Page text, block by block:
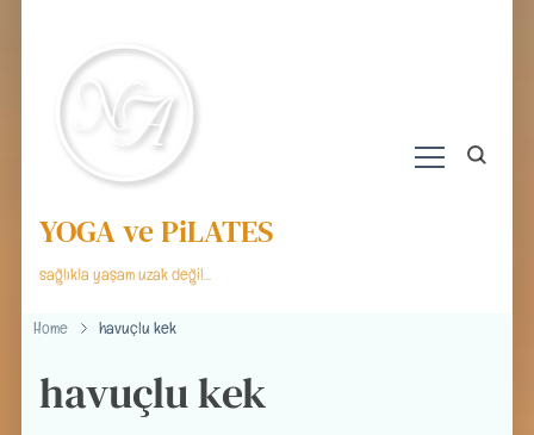
YOGA ve PiLATES
sağlıkla yaşam uzak değil…
Home havuçlu kek
havuçlu kek